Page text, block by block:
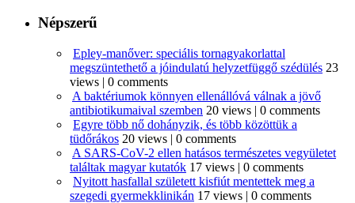
Népszerű
Epley-manőver: speciális tornagyakorlattal
megszüntethető a jóindulatú helyzetfüggő szédülés 23
views | 0 comments
A baktériumok könnyen ellenállóvá válnak a jövő
antibiotikumaival szemben 20 views | 0 comments
Egyre több nő dohányzik, és több közöttük a
tüdőrákos 20 views | 0 comments
A SARS-CoV-2 ellen hatásos természetes vegyületet
találtak magyar kutatók 17 views | 0 comments
Nyitott hasfallal született kisfiút mentettek meg a
szegedi gyermekklinikán 17 views | 0 comments